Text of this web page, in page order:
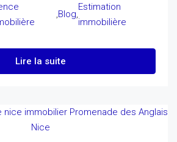
,Blog,
Estimation
immobilière
Lire la suite